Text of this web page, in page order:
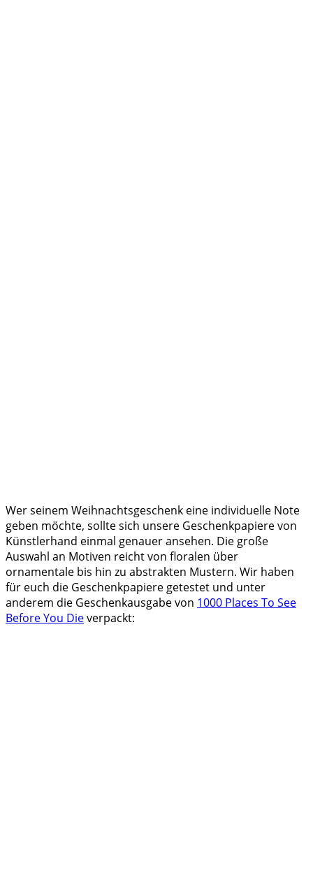
Wer seinem Weihnachtsgeschenk eine individuelle Note
geben möchte, sollte sich unsere Geschenkpapiere von
Künstlerhand einmal genauer ansehen. Die große
Auswahl an Motiven reicht von floralen über
ornamentale bis hin zu abstrakten Mustern. Wir haben
für euch die Geschenkpapiere getestet und unter
anderem die Geschenkausgabe von 1000 Places To See
Before You Dieverpackt: